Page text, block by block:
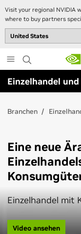
Visit your regional NVIDIA
where to buy partners
to
main
content
Einzelhandel
Branchen
Eine neue
Einzelhandel mit
Video ansehen